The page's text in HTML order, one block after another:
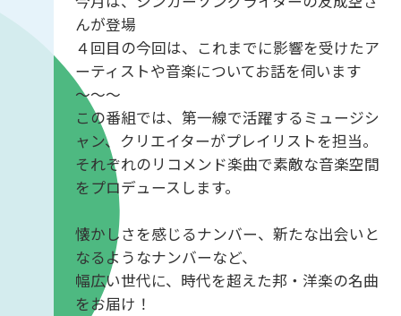
んが登場
４回目の今回は、これまでに影響を受けたア
ーティストや音楽についてお話を伺います
～～～
この番組では、第一線で活躍するミュージシ
ャン、クリエイターがプレイリストを担当。
それぞれのリコメンド楽曲で素敵な音楽空間
をプロデュースします。
懐かしさを感じるナンバー、新たな出会いと
なるようなナンバーなど、
幅広い世代に、時代を超えた邦・洋楽の名曲
をお届け！